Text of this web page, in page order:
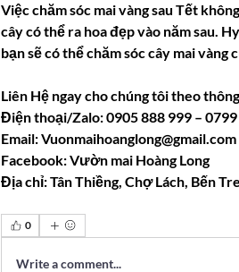
Việc chăm sóc mai vàng sau Tết
cây có thể ra hoa đẹp vào năm sau.
bạn sẽ có thể chăm sóc cây mai vàng
Liên Hệ ngay cho chúng tôi theo
Điện thoại/Zalo: 0905 888 999 –
Email: Vuonmaihoanglong@gmail.com
Facebook: Vườn mai Hoàng Long
Địa chỉ: Tân Thiềng, Chợ Lách, Bến
0
Write a comment...